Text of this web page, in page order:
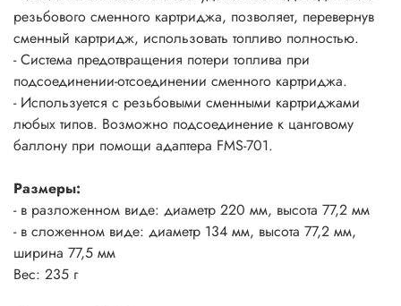
картридж FMS-G3 110 г ~33 минут, сменный картридж
FMS-G2 230 г ~70 минут и сменный картридж FMS-G5
450 г ~135 минут.
резьбового сменного картриджа, позволяет, перевернув
сменный картридж, использовать топливо полностью.
- Система предотвращения потери топлива при
подсоединении-отсоединении сменного картриджа.
- Используется с резьбовыми сменными картриджами
любых типов. Возможно подсоединение к цанговому
баллону при помощи адаптера FMS-701.
Размеры:
- в разложенном виде: диаметр 220 мм, высота 77,2 мм
- в сложенном виде: диаметр 134 мм, высота 77,2 мм,
ширина 77,5 мм
Вес: 235 г